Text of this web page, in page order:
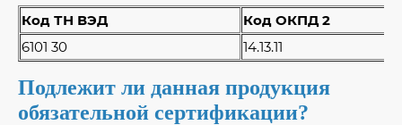
Код ТН ВЭД
Код ОКПД 2
6101 30
14.13.11
Подлежит ли данная продукция
обязательной сертификации?